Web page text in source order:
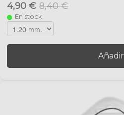
4,90 € 8,40 €
En stock
Añadir